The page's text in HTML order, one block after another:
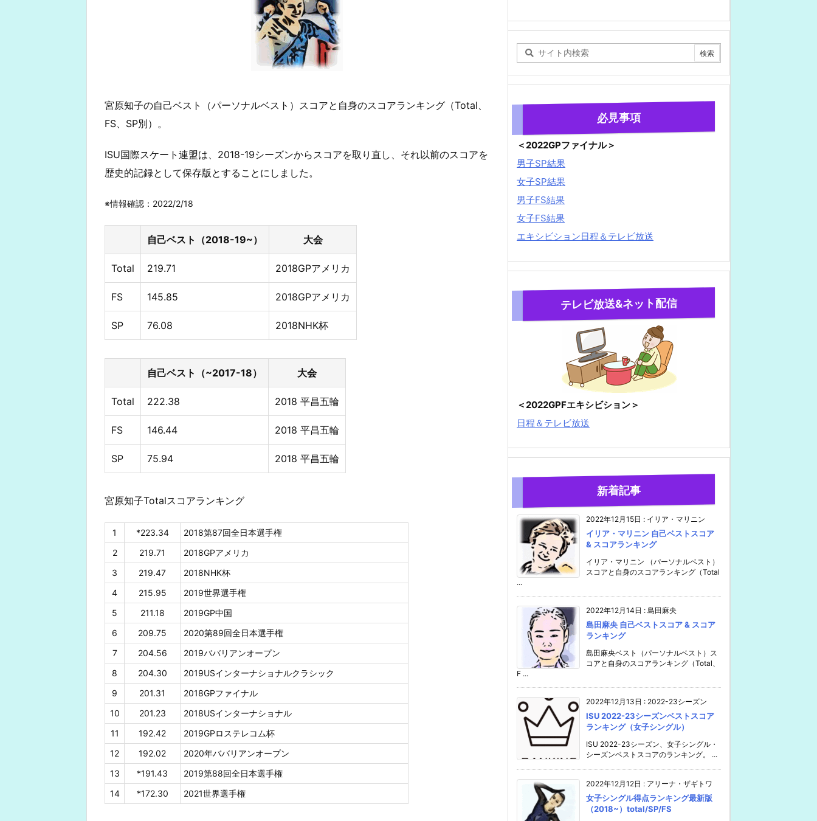
宮原知子の自己ベスト（パーソナルベスト）スコアと自身のスコアランキング（Total、
FS、SP別）。
ISU国際スケート連盟は、2018-19シーズンからスコアを取り直し、それ以前のスコアを
歴史的記録として保存版とすることにしました。
※情報確認：2022/2/18
自己ベスト（2018-19~） 大会
Total 219.71 2018GPアメリカ
FS 145.85 2018GPアメリカ
SP 76.08 2018NHK杯
自己ベスト（~2017-18） 大会
Total 222.38 2018 平昌五輪
FS 146.44 2018 平昌五輪
SP 75.94 2018 平昌五輪
宮原知子Totalスコアランキング
1 *223.34
2018第87回全日本選手権
2
219.71
2018GPアメリカ
3
219.47
2018NHK杯
4
215.95
2019世界選手権
5
211.18
2019GP中国
6
209.75
2020第89回全日本選手権
7
204.56
2019ババリアンオープン
8
204.30
2019USインターナショナルクラシック
9
201.31
2018GPファイナル
10
201.23
2018USインターナショナル
11
192.42
2019GPロステレコム杯
12
192.02
2020年ババリアンオープン
13
*191.43
2019第88回全日本選手権
14
*172.30 2021世界選手権
必見事項
＜2022GPファイナル＞
男子SP結果
女子SP結果
男子FS結果
女子FS結果
エキシビション日程＆テレビ放送
テレビ放送&ネット配信
＜2022GPFエキシビション＞
日程＆テレビ放送
新着記事
2022年12月15日 : イリア・マリニン
イリア・マリニン 自己ベストスコア
& スコアランキング
イリア・マリニン （パーソナルベスト）
スコアと自身のスコアランキング（Total
...
2022年12月14日 : 島田麻央
島田麻央 自己ベストスコア & スコア
ランキング
島田麻央ベスト（パーソナルベスト）ス
コアと自身のスコアランキング（Total、
F ...
2022年12月13日 : 2022-23シーズン
ISU 2022-23シーズンベストスコア
ランキング（女子シングル）
ISU 2022-23シーズン、女子シングル・
シーズンベストスコアのランキング。 ...
2022年12月12日 : アリーナ・ザギトワ
女子シングル得点ランキング最新版
（2018~）total/SP/FS